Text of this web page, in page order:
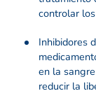
controlar
Inhibidores
en la
reducir la